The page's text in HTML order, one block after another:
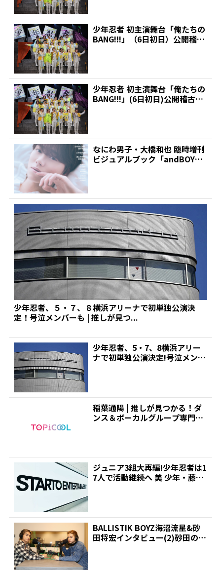
少年忍者 初主演舞台「俺たちの
BANG!!!」（6日初日）公開稽古
少年忍者 初主演舞台「俺たちの
BANG!!!」(6日初日)公開稽古後
なにわ男子・大橋和也 臨時増刊
ビジュアルブック「andBOY」
少年忍者、５・７、８横浜アリーナで初単独公演決
定！号泣メンバーも | 推しが見つ...
少年忍者、5・7、8横浜アリー
ナで初単独公演決定!号泣メンバ
稲葉通陽 | 推しが見つかる！ダ
ンス＆ボーカルグループ専門情
ジュニア3組大再編!少年忍者は1
7人で活動継続へ 美 少年・藤井
BALLISTIK BOYZ海沼流星&砂
田将宏インタビュー(2)砂田の自